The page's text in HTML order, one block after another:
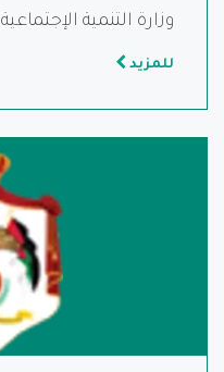
وزارة التنمية الإجتماعية
للمزيد